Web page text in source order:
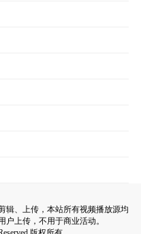
辑、上传，本站所有视频播放源均
上传，不用于商业活动。